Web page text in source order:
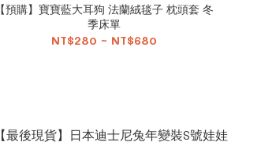
【預購】寶寶藍大耳狗 法蘭絨毯子 枕頭套 冬
季床單
NT$280 ~ NT$680